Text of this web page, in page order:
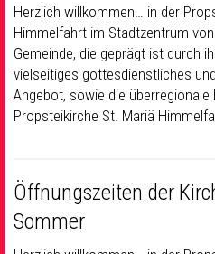
Herzlich willkommen… in der
Himmelfahrt im Stadtzentrum
Gemeinde, die geprägt ist durch
vielseitiges gottesdienstliches
Angebot, sowie die überregionale
Propsteikirche St. Mariä
Öffnungszeiten der
Sommer